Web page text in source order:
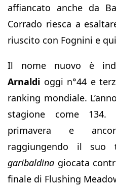
affiancato anche da
Corrado riesca a
riuscito con Fognini e
Il nome nuovo è
Arnaldi oggi n°44 e
ranking mondiale.
stagione come
primavera e
raggiungendo il
garibaldina giocata
finale di Flushing